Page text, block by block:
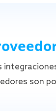
son